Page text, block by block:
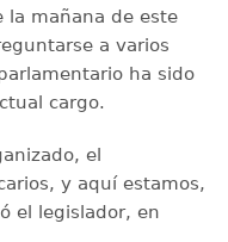
la mañana de este
a varios
ha sido
cargo.
el
y aquí estamos,
el legislador, en